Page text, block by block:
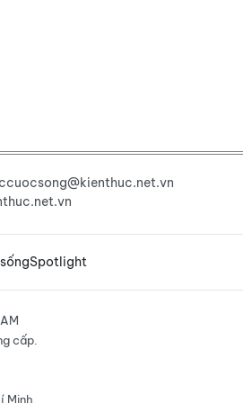
Spotlight
cấp.